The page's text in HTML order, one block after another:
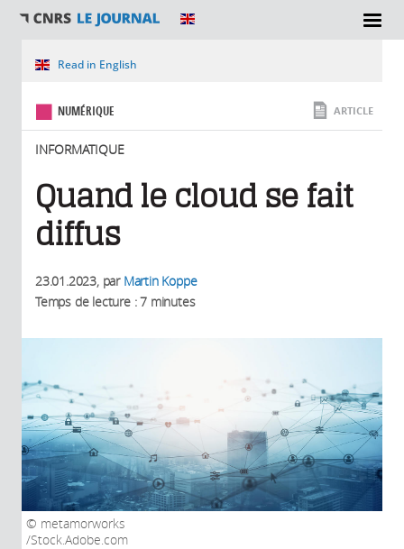
SECTIONS
Vous êtes ici
Read in English
NUMÉRIQUE
INFORMATIQUE
ARTICLE
Quand le cloud se fait
diffus
23.01.2023, par Martin Koppe
Temps de lecture : 7 minutes
metamorworks
/Stock.Adobe.com